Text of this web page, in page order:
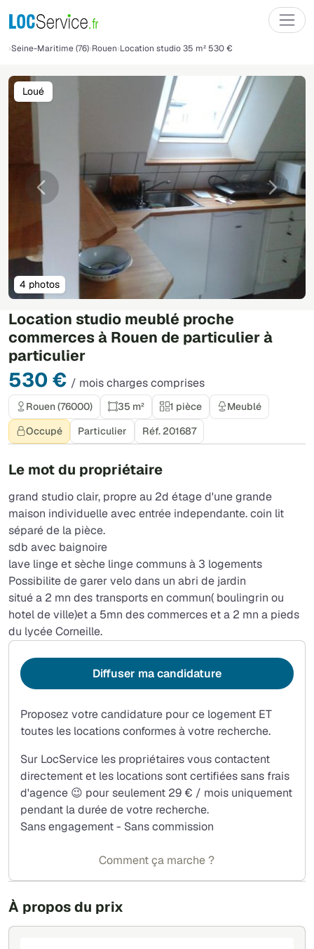
Seine-Maritime (76) Rouen Location studio 35 m² 530 €
Location studio meublé proche
commerces à Rouen de particulier à
particulier
530 € / mois charges comprises
Précédente
4 photos
Loué
Rouen (76000) 35 m² 1 pièce
Meublé
Occupé
Particulier Réf. 201687
Le mot du propriétaire
grand studio clair, propre au 2d étage d'une grande
maison individuelle avec entrée independante. coin lit
séparé de la pièce.
sdb avec baignoire
lave linge et sèche linge communs à 3 logements
Possibilite de garer velo dans un abri de jardin
situé a 2 mn des transports en commun( boulingrin ou
hotel de ville)et a 5mn des commerces et a 2 mn a pieds
du lycée Corneille.
À propos du prix
Proposez votre candidature pour ce logement ET
toutes les locations conformes à votre recherche.
Sur LocService les propriétaires vous contactent
directement et les locations sont certifiées sans frais
d'agence 😉 pour seulement 29 € / mois uniquement
pendant la durée de votre recherche.
Sans engagement - Sans commission
Diffuser ma candidature
Comment ça marche ?